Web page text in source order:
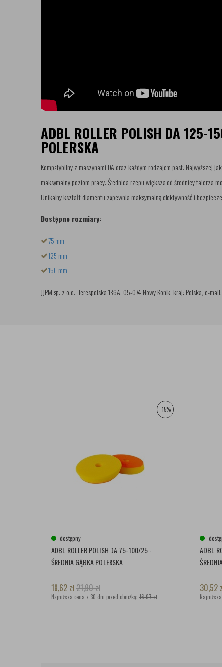
ADBL ROLLER POLISH DA 125-
POLERSKA
Kompatybilny z maszynami DA oraz każdym rodzajem past. Najwyższej
maksymalny poziom pracy. Średnica rzepu większa od średnicy talerza
Unikalny kształt diamentu zapewnia maksymalną efektywność i
Dostępne rozmiary:
75 mm
125 mm
150 mm
JJPM sp. z o.o., Terespolska 136A, 05-074 Nowy Konik, kraj: Polska, e-
-15%
dostępny
ADBL ROLLER POLISH DA 75-100/25 -
ŚREDNIA GĄBKA POLERSKA
18,62 zł21,90zł
Najniższa cena z 30 dni przed obniżką: 16,07 zł
ADBL
30,52